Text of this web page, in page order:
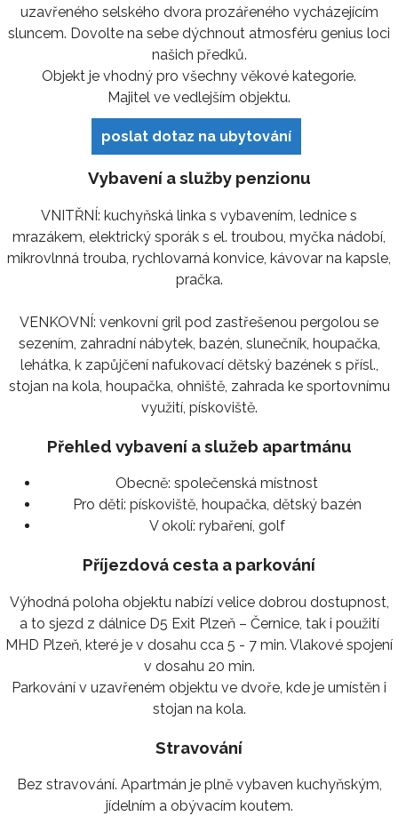
uzavřeného selského dvora prozářeného vycházejícím
sluncem. Dovolte na sebe dýchnout atmosféru genius loci
našich předků.
Objekt je vhodný pro všechny věkové kategorie.
Majitel ve vedlejším objektu.
poslat dotaz na ubytování
Vybavení a služby penzionu
VNITŘNÍ: kuchyňská linka s vybavením, lednice s
mrazákem, elektrický sporák s el. troubou, myčka nádobí,
mikrovlnná trouba, rychlovarná konvice, kávovar na kapsle,
pračka.
VENKOVNÍ: venkovní gril pod zastřešenou pergolou se
sezením, zahradní nábytek, bazén, slunečník, houpačka,
lehátka, k zapůjčení nafukovací dětský bazének s přísl.,
stojan na kola, houpačka, ohniště, zahrada ke sportovnímu
využití, pískoviště.
Přehled vybavení a služeb apartmánu
Obecně: společenská místnost
Pro děti: pískoviště, houpačka, dětský bazén
V okolí: rybaření, golf
Příjezdová cesta a parkování
Výhodná poloha objektu nabízí velice dobrou dostupnost,
a to sjezd z dálnice D5 Exit Plzeň – Černice, tak i použití
MHD Plzeň, které je v dosahu cca 5 - 7 min. Vlakové spojení
v dosahu 20 min.
Parkování v uzavřeném objektu ve dvoře, kde je umístěn i
stojan na kola.
Stravování
Bez stravování. Apartmán je plně vybaven kuchyňským,
jídelním a obývacím koutem.